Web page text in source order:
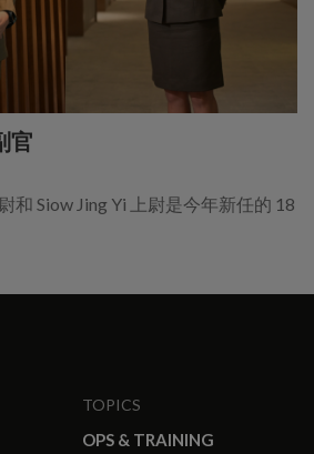
官
和 Siow Jing Yi 上尉是今年新任的 18
TOPICS
OPS & TRAINING